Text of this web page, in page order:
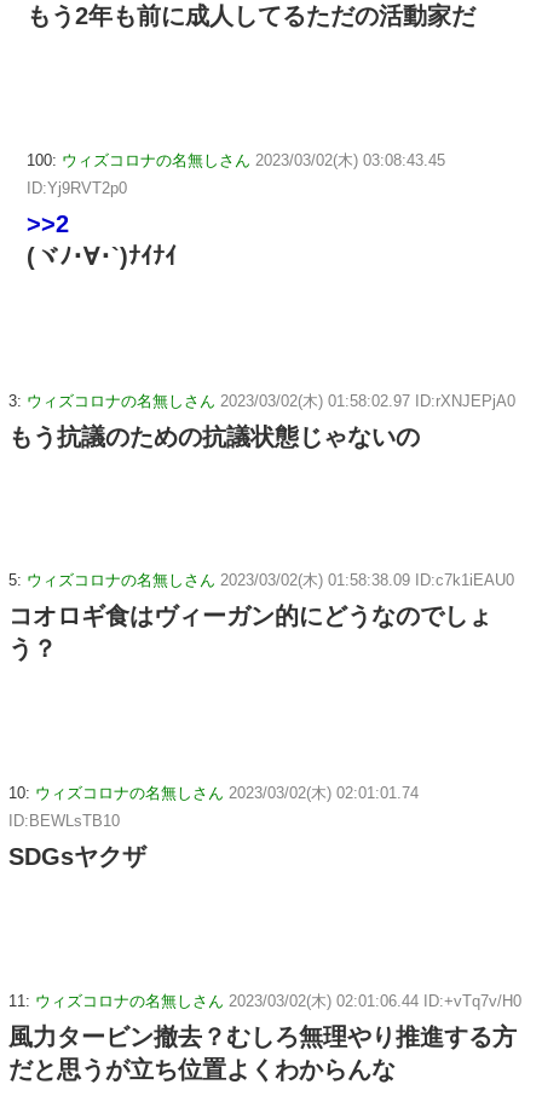
もう2年も前に成人してるただの活動家だ
100: ウィズコロナの名無しさん 2023/03/02(木) 03:08:43.45
ID:Yj9RVT2p0
>>2
(ヾﾉ･∀･`)ﾅｲﾅｲ
3: ウィズコロナの名無しさん 2023/03/02(木) 01:58:02.97 ID:rXNJEPjA0
もう抗議のための抗議状態じゃないの
5: ウィズコロナの名無しさん 2023/03/02(木) 01:58:38.09 ID:c7k1iEAU0
コオロギ食はヴィーガン的にどうなのでしょ
う？
10: ウィズコロナの名無しさん 2023/03/02(木) 02:01:01.74
ID:BEWLsTB10
SDGsヤクザ
11: ウィズコロナの名無しさん 2023/03/02(木) 02:01:06.44 ID:+vTq7v/H0
風力タービン撤去？むしろ無理やり推進する方
だと思うが立ち位置よくわからんな